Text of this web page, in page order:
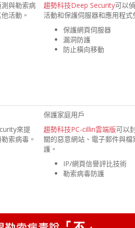
與勒索病
活動。
趨勢科技Deep Security可以
活動和保護伺服器和應用程式
保護網頁伺服器
漏洞防護
防止橫向移動
來提
索病毒。
保護家庭用戶
趨勢科技PC-cillin雲端版可以
關的惡意網站、電子郵件與
護。
IP/網頁信譽評比技術
勒索病毒防護